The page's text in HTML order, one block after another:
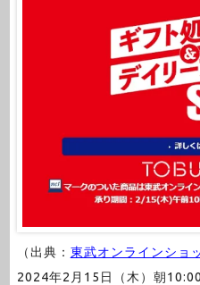
（出典： 東武オンラインショ
2024年2月15日（木）朝